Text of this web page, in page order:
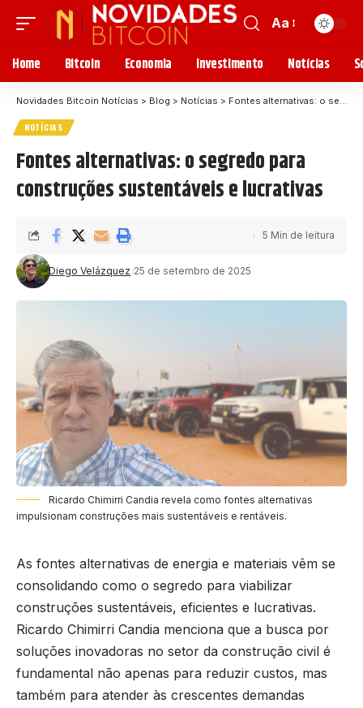
Aa
Home Bitcoin Economia Investimento Notícias
Novidades Bitcoin Notícias > Blog > Notícias > Fontes alternativas: o segredo para construções sustentáveis e lucrativas
NOTÍCIAS
Fontes alternativas: o segredo para
construções sustentáveis e lucrativas
Diego Velázquez 25 de setembro de 2025
5 Min de leitura
Ricardo Chimirri Candia revela como fontes alternativas
impulsionam construções mais sustentáveis e rentáveis.
As fontes alternativas de energia e materiais vêm se
consolidando como o segredo para viabilizar
construções sustentáveis, eficientes e lucrativas.
Ricardo Chimirri Candia menciona que a busca por
soluções inovadoras no setor da construção civil é
fundamental não apenas para reduzir custos, mas
também para atender às crescentes demandas